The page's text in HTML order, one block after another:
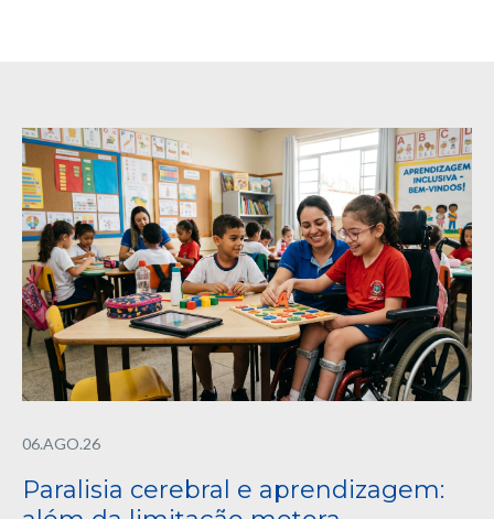
06.AGO.26
Paralisia cerebral e aprendizagem: